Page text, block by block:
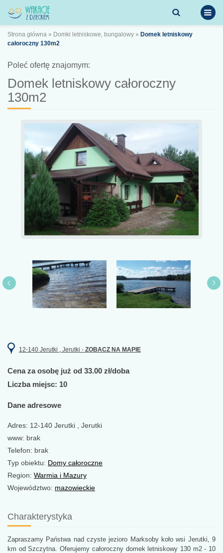
Strona główna » Domki letniskowe, bungalowy » Domek letniskowy
całoroczny 130m2
Poleć ofertę znajomym:
Domek letniskowy całoroczny
130m2
12-140 Jerutki , Jerutki - ZOBACZ NA MAPIE
Cena za osobę już od 33.00 zł/doba
Liczba miejsc: 10
Dane adresowe
Adres: 12-140 Jerutki , Jerutki
www: brak
Telefon: brak
Typ obiektu: Domy całoroczne
Region: Warmia i Mazury
Województwo: mazowieckie
Charakterystyka
Zapraszamy Państwa nad czyste jezioro Marksoby koło wsi Jerutki, 9
km od Szczytna. Oferujemy całoroczny domek letniskowy 130 m2 - 10